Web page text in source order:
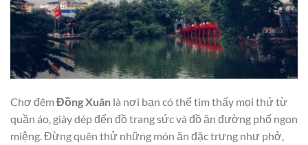
Chợ đêm Đồng Xuân là nơi bạn có thể tìm thấy mọi thứ từ
quần áo, giày dép đến đồ trang sức và đồ ăn đường phố ngon
miệng. Đừng quên thử những món ăn đặc trưng như phở,